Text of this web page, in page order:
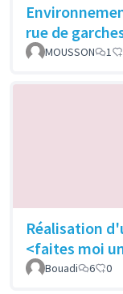
rue de
MOUSSON 1
Réalisation
<faites moi
Bouadi 6 0